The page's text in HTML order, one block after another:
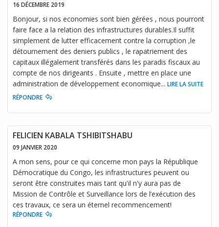
16 DÉCEMBRE 2019
Bonjour, si nos economies sont bien gérées , nous pourront
faire face a la relation des infrastructures durables.Il suffit
simplement de lutter efficacement contre la corruption ,le
détournement des deniers publics , le rapatriement des
capitaux illégalement transférés dans les paradis fiscaux au
compte de nos dirigeants . Ensuite , mettre en place une
administration de développement economique... LIRE LA SUITE
RÉPONDRE
FELICIEN KABALA TSHIBITSHABU
09 JANVIER 2020
A mon sens, pour ce qui concerne mon pays la République
Démocratique du Congo, les infrastructures peuvent ou
seront être construites mais tant qu'il n'y aura pas de
Mission de Contrôle et Surveillance lors de l’exécution des
ces travaux, ce sera un éternel recommencement!
RÉPONDRE